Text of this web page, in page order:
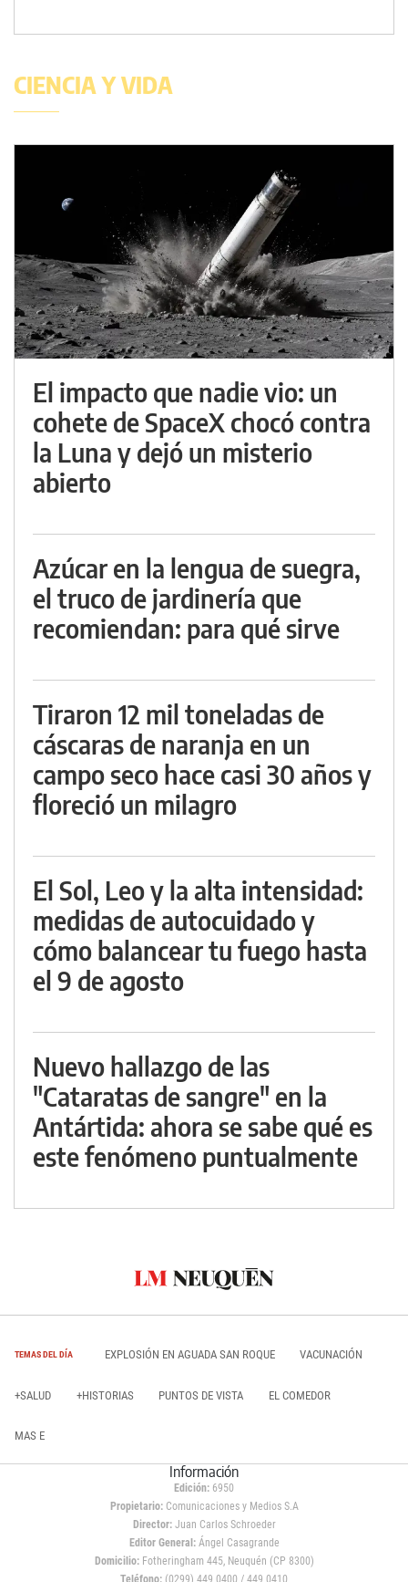
CIENCIA Y VIDA
El impacto que nadie vio: un
cohete de SpaceX chocó contra
la Luna y dejó un misterio
abierto
Azúcar en la lengua de suegra,
el truco de jardinería que
recomiendan: para qué sirve
Tiraron 12 mil toneladas de
cáscaras de naranja en un
campo seco hace casi 30 años y
floreció un milagro
El Sol, Leo y la alta intensidad:
medidas de autocuidado y
cómo balancear tu fuego hasta
el 9 de agosto
Nuevo hallazgo de las
"Cataratas de sangre" en la
Antártida: ahora se sabe qué es
este fenómeno puntualmente
TEMAS DEL DÍA EXPLOSIÓN EN AGUADA SAN ROQUE VACUNACIÓN
+SALUD +HISTORIAS PUNTOS DE VISTA EL COMEDOR
MAS E
Información
Edición: 6950
Propietario:Comunicaciones y Medios S.A
Director: Juan Carlos Schroeder
Editor General:Ángel Casagrande
Domicilio:Fotheringham 445, Neuquén (CP 8300)
Teléfono: (0299) 449 0400 / 449 0410